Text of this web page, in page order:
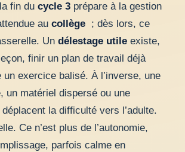
fin du cycle 3 prépare à la gestion
au collège ; dès lors, ce
Un délestage utile existe,
finir un plan de travail déjà
un exercice balisé. À l’inverse, une
un matériel dispersé ou une
la difficulté vers l’adulte.
Ce n’est plus de l’autonomie,
parfois calme en